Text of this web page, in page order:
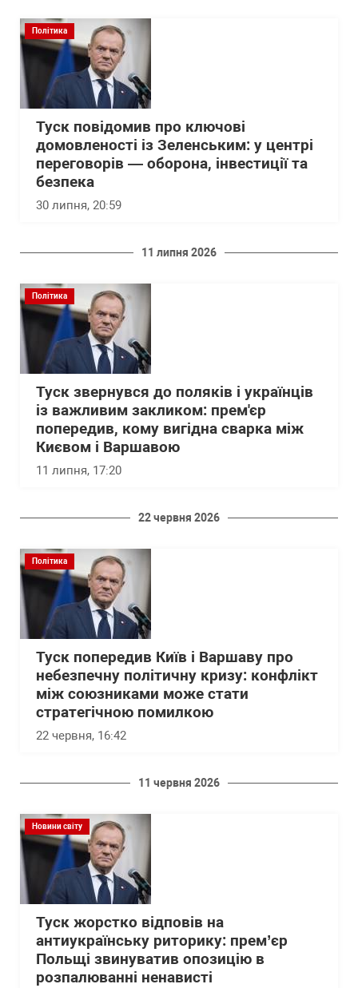
Політика
Туск повідомив про ключові
домовленості із Зеленським: у центрі
переговорів — оборона, інвестиції та
безпека
30 липня, 20:59
11 липня 2026
Політика
Туск звернувся до поляків і українців
із важливим закликом: прем'єр
попередив, кому вигідна сварка між
Києвом і Варшавою
11 липня, 17:20
22 червня 2026
Політика
Туск попередив Київ і Варшаву про
небезпечну політичну кризу: конфлікт
між союзниками може стати
стратегічною помилкою
22 червня, 16:42
11 червня 2026
Новини світу
Туск жорстко відповів на
антиукраїнську риторику: прем’єр
Польщі звинуватив опозицію в
розпалюванні ненависті